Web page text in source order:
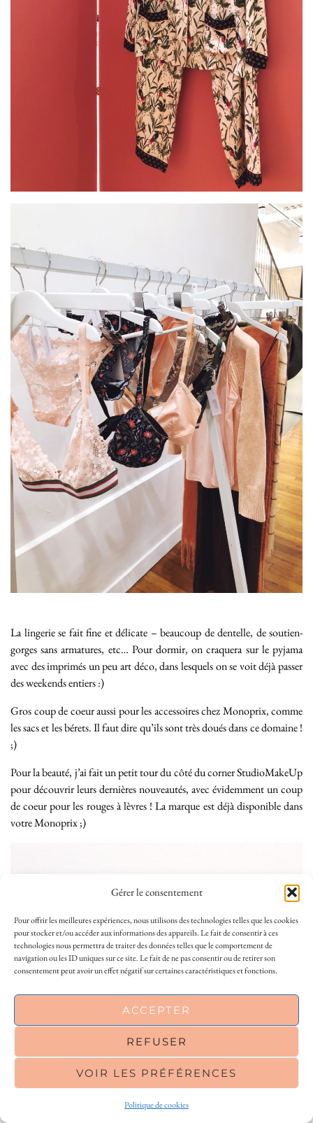
This site uses cookies to deliver its services
agree to its use of cookies. Learn more
OK
Gérer le consentement
Pour offrir les meilleures expériences, nous utilisons des technologies telles que les cookies
pour stocker et/ou accéder aux informations des appareils. Le fait de consentir à ces
technologies nous permettra de traiter des données telles que le comportement de
navigation ou les ID uniques sur ce site. Le fait de ne pas consentir ou de retirer son
consentement peut avoir un effet négatif sur certaines caractéristiques et fonctions.
ACCEPTER
REFUSER
VOIR LES PRÉFÉRENCES
Politique de cookies
La lingerie se fait fine et délicate – beaucoup de dentelle, de soutien-
gorges sans armatures, etc… Pour dormir, on craquera sur le pyjama
avec des imprimés un peu art déco, dans lesquels on se voit déjà passer
des weekends entiers :)
Gros coup de coeur aussi pour les accessoires chez Monoprix, comme
les sacs et les bérets. Il faut dire qu’ils sont très doués dans ce domaine !
;)
Pour la beauté, j’ai fait un petit tour du côté du corner StudioMakeUp
pour découvrir leurs dernières nouveautés, avec évidemment un coup
de coeur pour les rouges à lèvres ! La marque est déjà disponible dans
votre Monoprix ;)